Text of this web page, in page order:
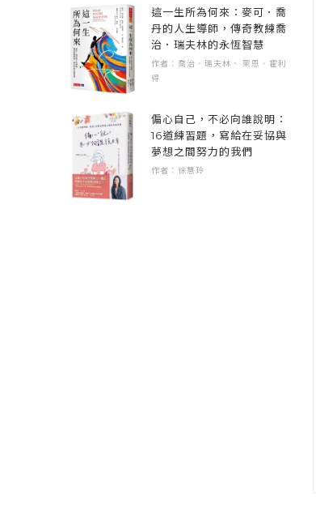
這一生所為何來：麥可．喬
丹的人生導師，傳奇教練喬
治．瑞夫林的永恆智慧
作者：喬治．瑞夫林、 萊恩．霍利
得
偏心自己，不必向誰說明：
16道練習題，寫給在妥協與
夢想之間努力的我們
作者：徐慧玲